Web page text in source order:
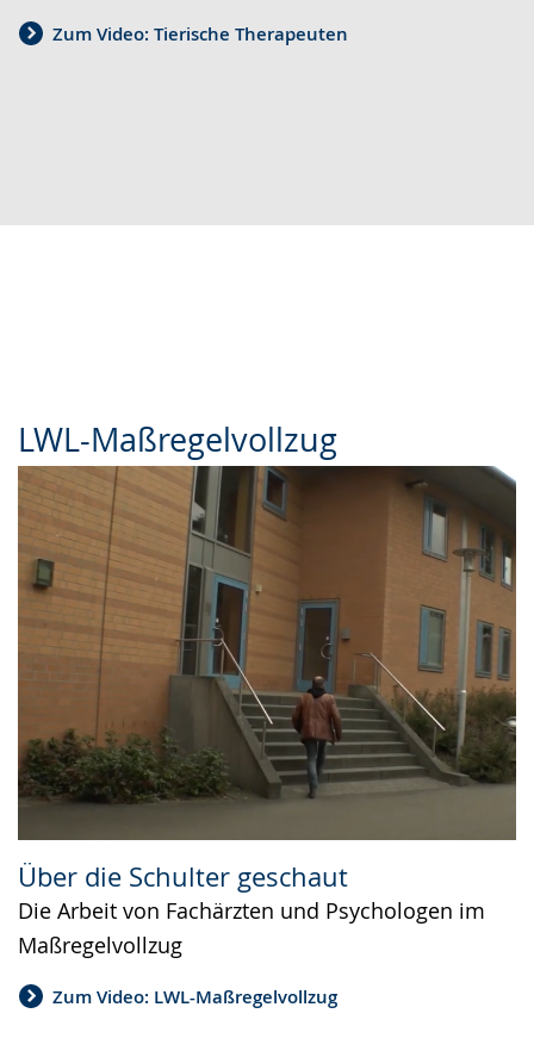
Zum Video: Tierische Therapeuten
LWL-Maßregelvollzug
Über die Schulter geschaut
Die Arbeit von Fachärzten und Psychologen im
Maßregelvollzug
Zum Video: LWL-Maßregelvollzug